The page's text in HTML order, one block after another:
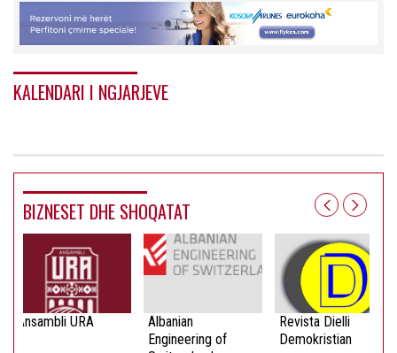
KALENDARI I NGJARJEVE
BIZNESET DHE SHOQATAT
Ansambli URA
Albanian
Engineering of
Revista Dielli
Demokristian